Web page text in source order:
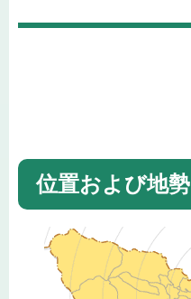
位置および地勢